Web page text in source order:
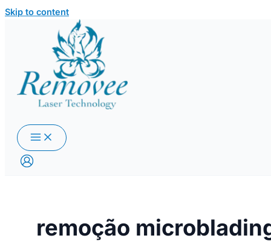
Skip to content
remoção